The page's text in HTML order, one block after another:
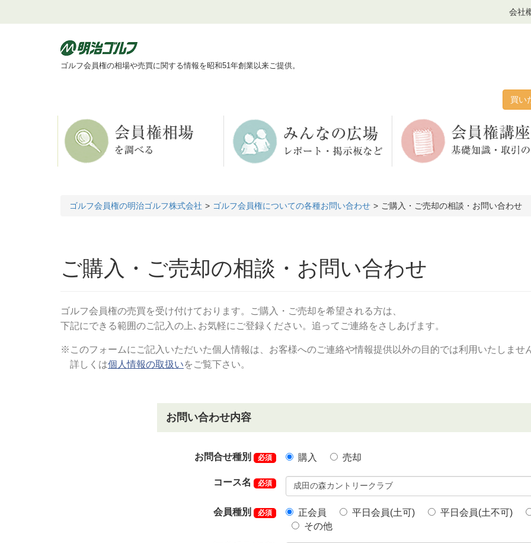
会社
ゴルフ会員権の相場や売買に関する情報を昭和51年創業以来ご提供。
買い
ゴルフ会員権の明治ゴルフ株式会社 ゴルフ会員権についての各種お問い合わせ ご購入・ご売却の相談・お問い合わせ
ご購入・ご売却の相談・お問い合わせ
ゴルフ会員権の売買を受け付けております。ご購入・ご売却を希望される方は、
下記にできる範囲のご記入の上､お気軽にご登録ください。追ってご連絡をさしあげます。
※このフォームにご記入いただいた個人情報は、お客様へのご連絡や情報提供以外の目的では利用いたしませ
詳しくは個人情報の取扱いをご覧下さい。
お問い合わせ内容
お問合せ種別 必須 購入 売却
コース名 必須
会員種別 必須 正会員 平日会員(土可)
平日会員(土不可)
その他